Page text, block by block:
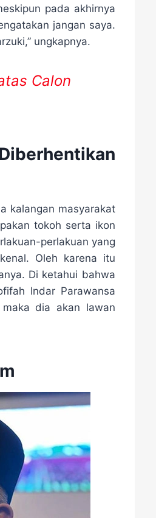
pada akhirnya
jangan saya.
ungkapnya.
Calon
kalangan masyarakat
tokoh serta ikon
perlakuan yang
Oleh karena itu
Di ketahui bahwa
Indar Parawansa
dia akan lawan